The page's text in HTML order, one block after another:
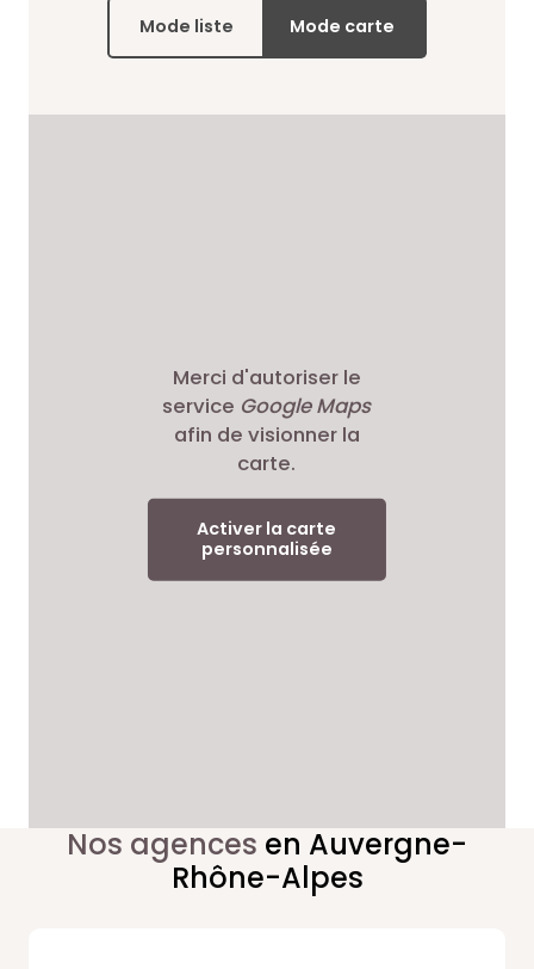
Mode liste Mode carte
Merci d'autoriser le
service Google Maps
afin de visionner la
carte.
Activer la carte
personnalisée
Nos agences en Auvergne-
Rhône-Alpes